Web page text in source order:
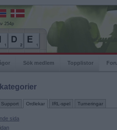
254p
Sök medlem Topplistor
Support Ordlekar IRL-spel Turneringar
sida